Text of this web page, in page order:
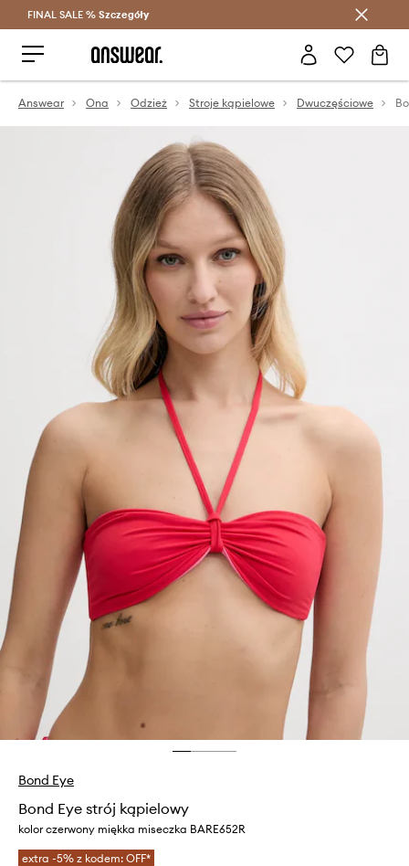
Oszczędzaj z Answear Club >
FINAL SALE % Szczegóły
Answear Ona Odzież Stroje kąpielowe Dwuczęściowe
Bond Eye
Bond Eye strój kąpielowy
kolor czerwony miękka miseczka BARE652R
extra -5% z kodem: OFF*